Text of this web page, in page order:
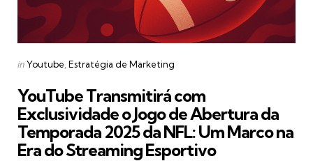
Categories
Posted
inYoutube Estratégia de Marketing
YouTube Transmitirá com
Exclusividade o Jogo de Abertura da
Temporada 2025 da NFL: Um Marco na
Era do Streaming Esportivo